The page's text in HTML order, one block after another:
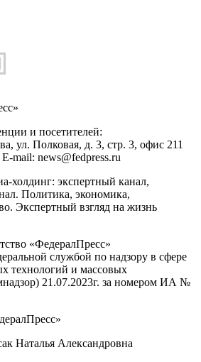
»
и посетителей:
, ул. Полковая, д. 3, стр. 3, офис 211
E-mail: news@fedpress.ru
холдинг: экспертный канал,
Политика, экономика,
Экспертный взгляд на жизнь
«ФедералПресс»
службой по надзору в сфере
технологий и массовых
21.07.2023г. за номером ИА №
Наталья Александровна